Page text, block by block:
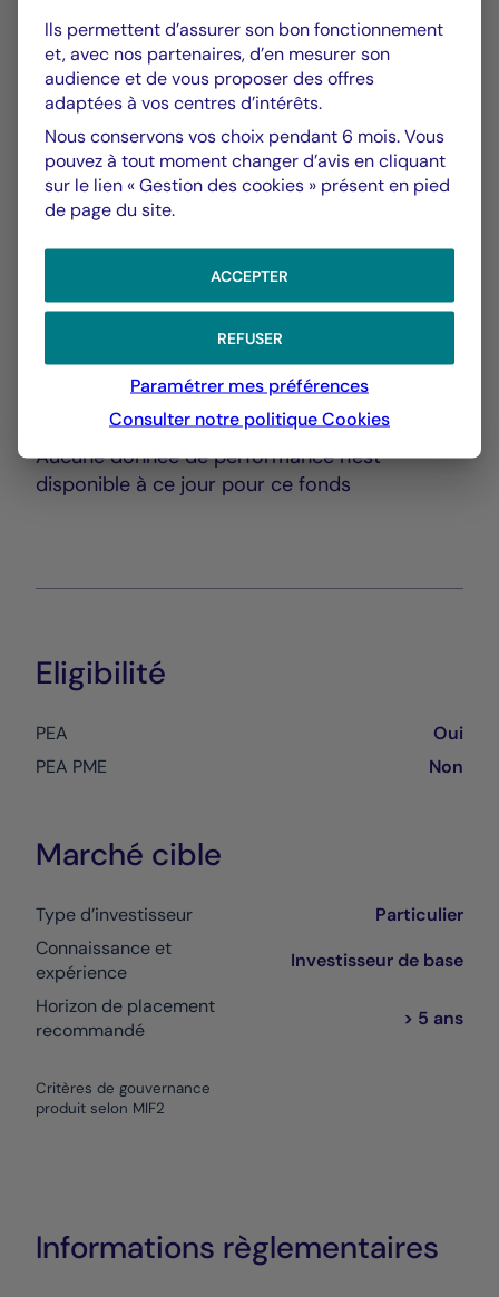
PDF 3069 Ko
Performances
Historique VL
XLSX 9 Ko
Performances
Aucune donnée de performance n'est
disponible à ce jour pour ce fonds
Eligibilité
PEA
Oui
PEA PME
Non
Marché cible
Type d’investisseur
Particulier
Connaissance et
expérience
Investisseur de base
Horizon de placement
recommandé
> 5 ans
Critères de gouvernance
produit selon MIF2
Informations règlementaires
Ils permettent d’assurer son bon fonctionnement
et, avec nos partenaires, d’en mesurer son
audience et de vous proposer des offres
adaptées à vos centres d’intérêts.
Nous conservons vos choix pendant 6 mois. Vous
pouvez à tout moment changer d’avis en cliquant
sur le lien « Gestion des cookies » présent en pied
de page du site.
ACCEPTER
REFUSER
Paramétrer mes préférences
Consulter notre politiqueCookies